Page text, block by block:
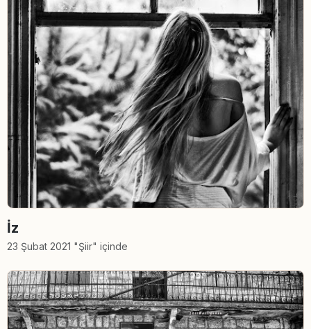
İz
23 Şubat 2021 "Şiir" içinde